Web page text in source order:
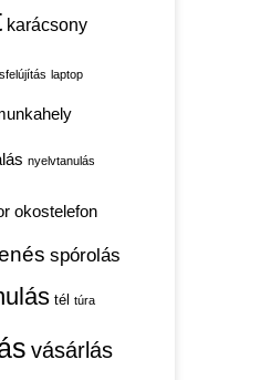
karácsony
laptop
nyelvtanulás
okostelefon
spórolás
tél túra
vásárlás